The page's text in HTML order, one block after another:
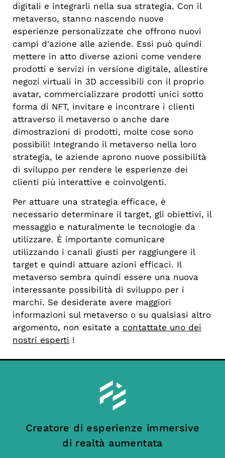
digitali e integrarli nella sua strategia. Con il
metaverso, stanno nascendo nuove
esperienze personalizzate che offrono nuovi
campi d'azione alle aziende. Essi può quindi
mettere in atto diverse azioni come vendere
prodotti e servizi in versione digitale, allestire
negozi virtuali in 3D accessibili con il proprio
avatar, commercializzare prodotti unici sotto
forma di NFT, invitare e incontrare i clienti
attraverso il metaverso o anche dare
dimostrazioni di prodotti, molte cose sono
possibili! Integrando il metaverso nella loro
strategia, le aziende aprono nuove possibilità
di sviluppo per rendere le esperienze dei
clienti più interattive e coinvolgenti.
Per attuare una strategia efficace, è
necessario determinare il target, gli obiettivi, il
messaggio e naturalmente le tecnologie da
utilizzare. È importante comunicare
utilizzando i canali giusti per raggiungere il
target e quindi attuare azioni efficaci. Il
metaverso sembra quindi essere una nuova
interessante possibilità di sviluppo per i
marchi. Se desiderate avere maggiori
informazioni sul metaverso o su qualsiasi altro
argomento, non esitate a contattate uno dei
nostri esperti !
Creatore di esperienze immersive
di realtà aumentata